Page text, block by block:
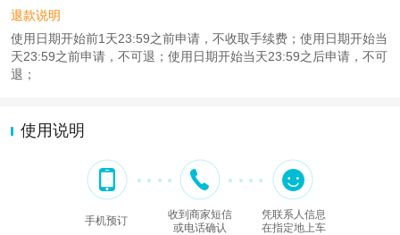
退款说明
使用日期开始前1天23:59之前申请，不收取手续费；使用日期开始当
天23:59之前申请，不可退；使用日期开始当天23:59之后申请，不可
退；
使用说明
手机预订
收到商家短信
或电话确认
凭联系人信息
在指定地上车